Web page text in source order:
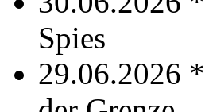
Spies
29.06.2026 *